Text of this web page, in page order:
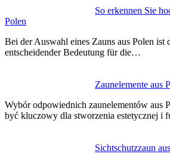
So erkennen Sie
Polen
Bei der Auswahl eines Zauns aus Polen ist
entscheidender Bedeutung für die…
Zaunelemente aus
Wybór odpowiednich zaunelementów aus
być kluczowy dla stworzenia estetycznej i
Sichtschutzzaun
wpisu